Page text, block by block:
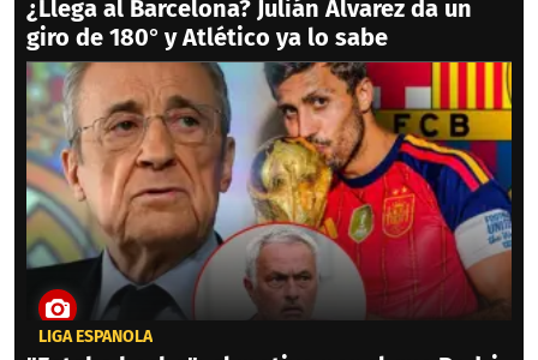
¿Llega al Barcelona? Julián Álvarez da un
giro de 180° y Atlético ya lo sabe
LIGA ESPAÑOLA